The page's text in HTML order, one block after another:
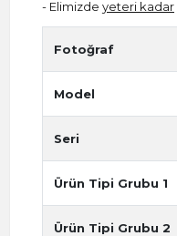
- Elimizde yeteri kadar
Fotoğraf
Model
Seri
Ürün Tipi Grubu 1
Ürün Tipi Grubu 2